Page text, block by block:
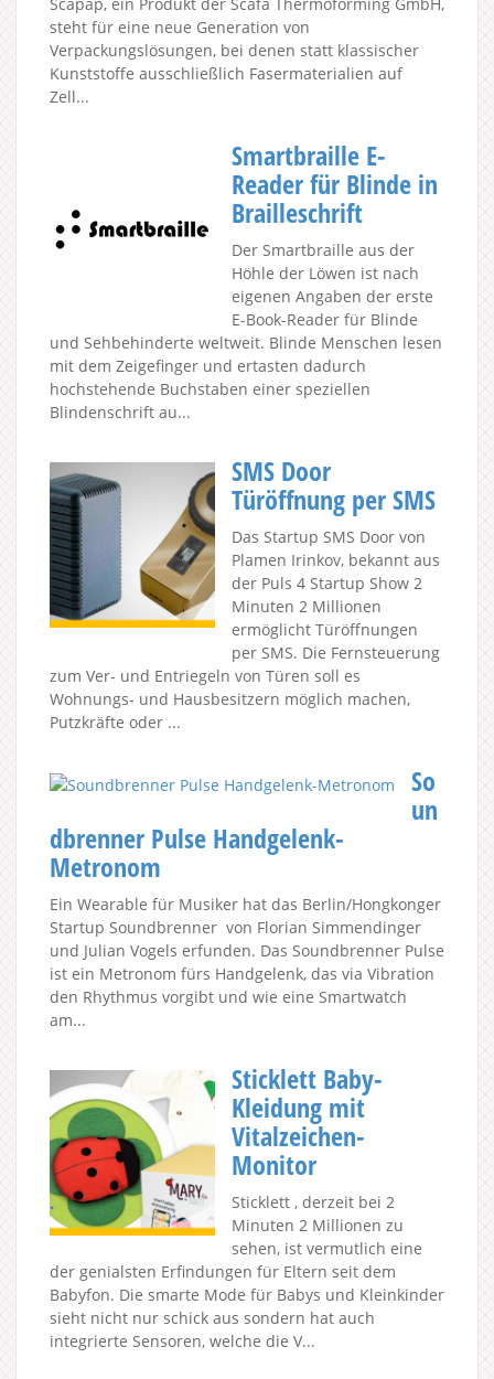
steht für eine neue Generation von
Verpackungslösungen, bei denen statt klassischer
Kunststoffe ausschließlich Fasermaterialien auf
Zell...
Smartbraille E-
Reader für Blinde in
Brailleschrift
Der Smartbraille aus der
Höhle der Löwen ist nach
eigenen Angaben der erste
E-Book-Reader für Blinde
und Sehbehinderte weltweit. Blinde Menschen lesen
mit dem Zeigefinger und ertasten dadurch
hochstehende Buchstaben einer speziellen
Blindenschrift au...
SMS Door
Türöffnung per SMS
Das Startup SMS Door von
Plamen Irinkov, bekannt aus
der Puls 4 Startup Show 2
Minuten 2 Millionen
ermöglicht Türöffnungen
per SMS. Die Fernsteuerung
zum Ver- und Entriegeln von Türen soll es
Wohnungs- und Hausbesitzern möglich machen,
Putzkräfte oder ...
So
un
dbrenner Pulse Handgelenk-
Metronom
Ein Wearable für Musiker hat das Berlin/Hongkonger
Startup Soundbrenner von Florian Simmendinger
und Julian Vogels erfunden. Das Soundbrenner Pulse
ist ein Metronom fürs Handgelenk, das via Vibration
den Rhythmus vorgibt und wie eine Smartwatch
am...
Sticklett Baby-
Kleidung mit
Vitalzeichen-
Monitor
Sticklett , derzeit bei 2
Minuten 2 Millionen zu
sehen, ist vermutlich eine
der genialsten Erfindungen für Eltern seit dem
Babyfon. Die smarte Mode für Babys und Kleinkinder
sieht nicht nur schick aus sondern hat auch
integrierte Sensoren, welche die V...